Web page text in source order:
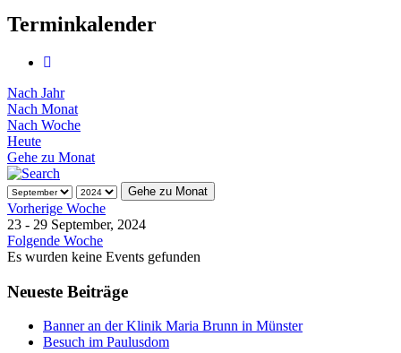
Terminkalender
Nach Jahr
Nach Monat
Nach Woche
Heute
Gehe zu Monat
Gehe zu Monat
Vorherige Woche
23 - 29 September, 2024
Folgende Woche
Es wurden keine Events gefunden
Neueste Beiträge
Banner an der Klinik Maria Brunn in Münster
Besuch im Paulusdom